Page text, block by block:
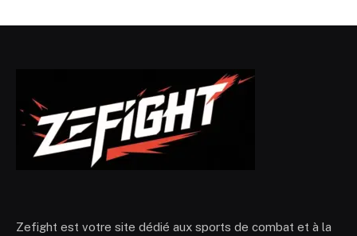
Zefight est votre site dédié aux sports de combat et à la